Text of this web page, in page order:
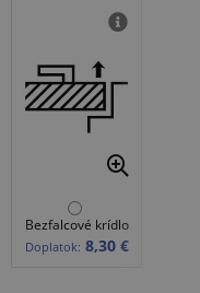
Bezfalcové krídlo
Doplatok: 8,30 €